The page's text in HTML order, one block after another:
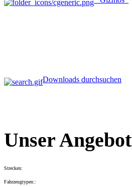
Downloads durchsuchen
Unser Angebot
Strecken:
Fahrzeugtypen::